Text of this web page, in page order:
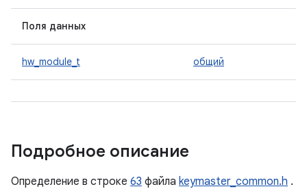
Поля данных
hw_module_t общий
Подробное описание
Определение в строке 63 файла keymaster_common.h .